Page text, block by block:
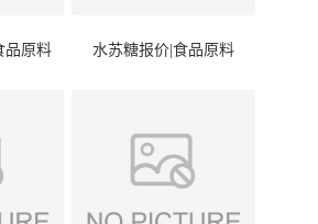
品原料 水苏糖报价|食品原料